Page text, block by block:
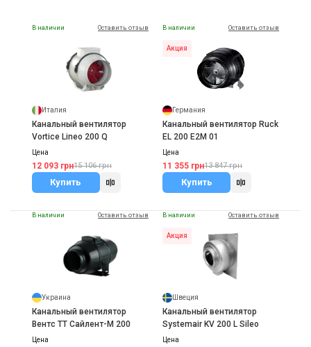
В наличии Оставить отзыв
Италия
Канальный вентилятор
Vortice Lineo 200 Q
Цена
12 093 грн15 106 грн
Купить
В наличии Оставить отзыв
Акция
Германия
Канальный вентилятор Ruck
EL 200 E2M 01
Цена
11 355 грн13 847 грн
Купить
В наличии Оставить отзыв
Украина
Канальный вентилятор
Вентс ТТ Сайлент-М 200
Цена
В наличии Оставить отзыв
Акция
Швеция
Канальный вентилятор
Systemair KV 200 L Sileo
Цена